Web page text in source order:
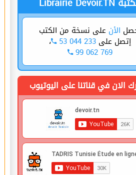
الأن على نسخة من الكتب
إتصل على53 044 233 ،
99 062 769
الان في قناتنا على اليوتيوب